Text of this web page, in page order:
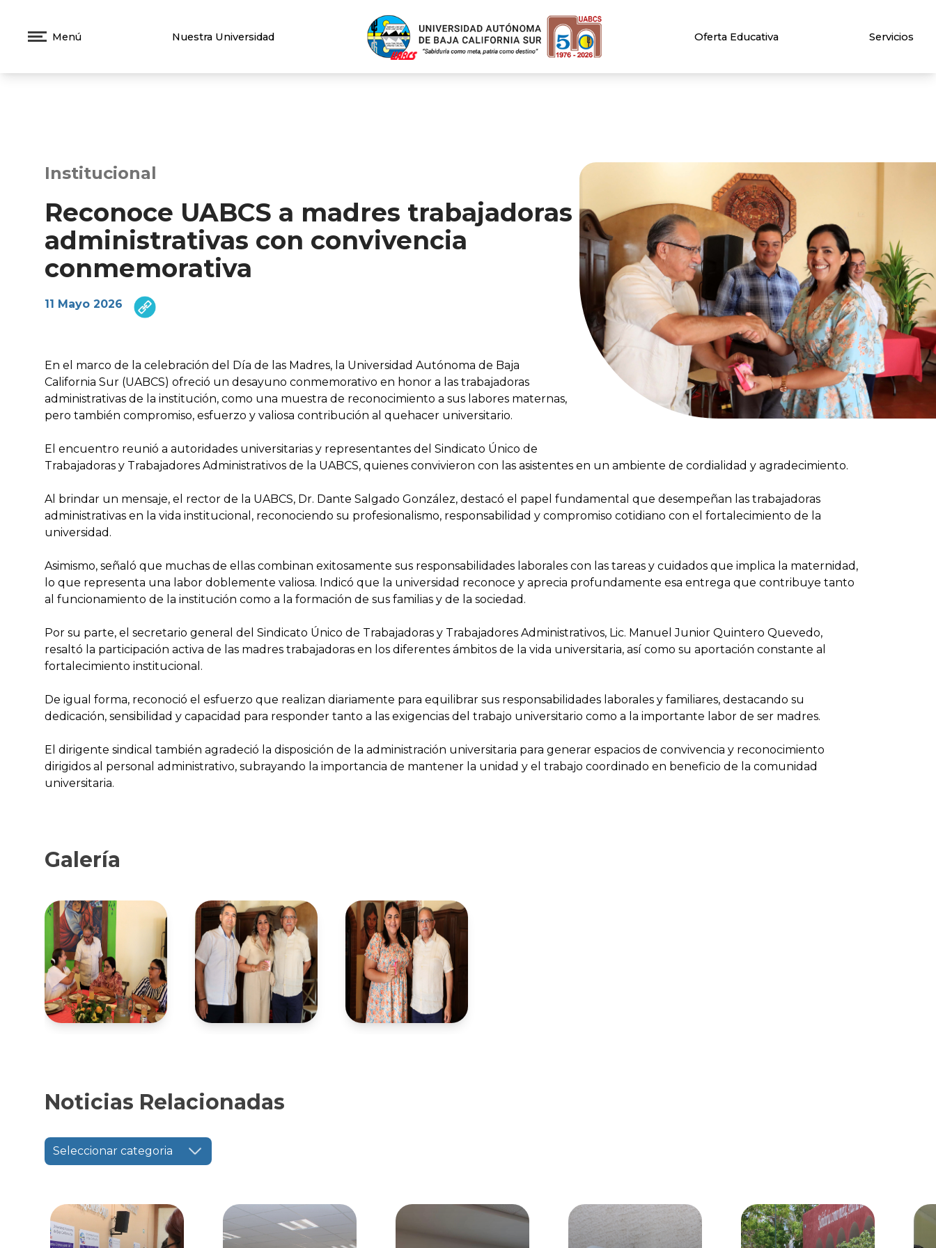
Menú Nuestra Universidad Oferta Educativa Servicios
Institucional
Reconoce UABCS a madres trabajadoras
administrativas con convivencia
conmemorativa
11 Mayo 2026
En el marco de la celebración del Día de las Madres, la Universidad Autónoma de Baja
California Sur (UABCS) ofreció un desayuno conmemorativo en honor a las trabajadoras
administrativas de la institución, como una muestra de reconocimiento a sus labores maternas,
pero también compromiso, esfuerzo y valiosa contribución al quehacer universitario.
El encuentro reunió a autoridades universitarias y representantes del Sindicato Único de
Trabajadoras y Trabajadores Administrativos de la UABCS, quienes convivieron con las asistentes en un ambiente de cordialidad y agradecimiento.
Al brindar un mensaje, el rector de la UABCS, Dr. Dante Salgado González, destacó el papel fundamental que desempeñan las trabajadoras
administrativas en la vida institucional, reconociendo su profesionalismo, responsabilidad y compromiso cotidiano con el fortalecimiento de la
universidad.
Asimismo, señaló que muchas de ellas combinan exitosamente sus responsabilidades laborales con las tareas y cuidados que implica la maternidad,
lo que representa una labor doblemente valiosa. Indicó que la universidad reconoce y aprecia profundamente esa entrega que contribuye tanto
al funcionamiento de la institución como a la formación de sus familias y de la sociedad.
Por su parte, el secretario general del Sindicato Único de Trabajadoras y Trabajadores Administrativos, Lic. Manuel Junior Quintero Quevedo,
resaltó la participación activa de las madres trabajadoras en los diferentes ámbitos de la vida universitaria, así como su aportación constante al
fortalecimiento institucional.
De igual forma, reconoció el esfuerzo que realizan diariamente para equilibrar sus responsabilidades laborales y familiares, destacando su
dedicación, sensibilidad y capacidad para responder tanto a las exigencias del trabajo universitario como a la importante labor de ser madres.
El dirigente sindical también agradeció la disposición de la administración universitaria para generar espacios de convivencia y reconocimiento
dirigidos al personal administrativo, subrayando la importancia de mantener la unidad y el trabajo coordinado en beneficio de la comunidad
universitaria.
Galería
Noticias Relacionadas
Seleccionar categoria